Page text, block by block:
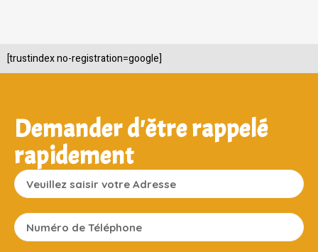
[trustindex no-registration=google]
Demander d'être rappelé
rapidement